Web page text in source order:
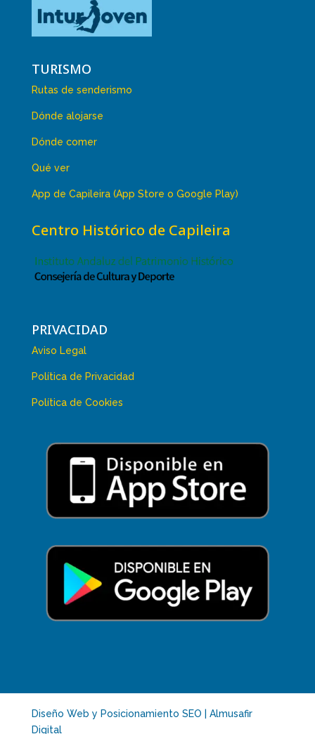
TURISMO
Rutas de senderismo
Dónde alojarse
Dónde comer
Qué ver
App de Capileira (App Store o Google Play)
Centro Histórico de Capileira
PRIVACIDAD
Aviso Legal
Política de Privacidad
Política de Cookies
Diseño Web y Posicionamiento SEO | Almusafir
Digital